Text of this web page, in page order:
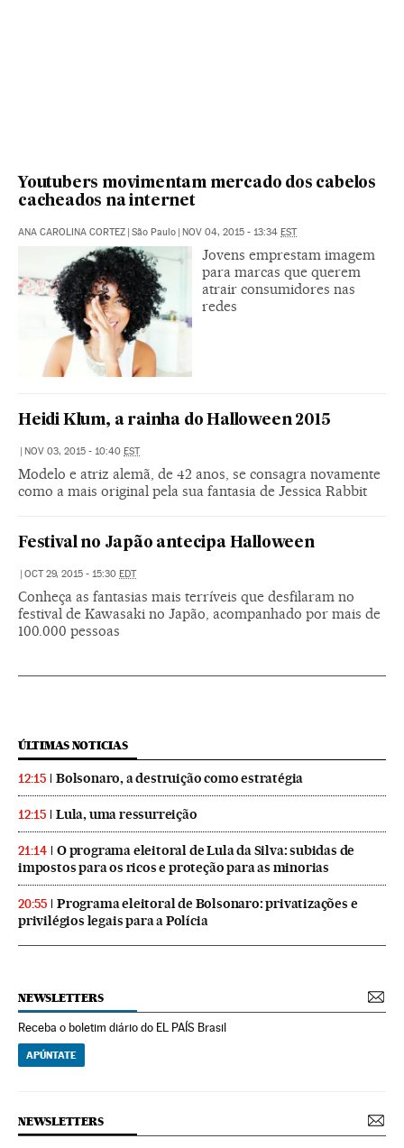
Youtubers movimentam mercado dos cabelos
cacheados na internet
ANA CAROLINA CORTEZ | São Paulo | NOV 04, 2015 - 13:34 EST
Jovens emprestam imagem
para marcas que querem
atrair consumidores nas
redes
Heidi Klum, a rainha do Halloween 2015
| NOV 03, 2015 - 10:40 EST
Modelo e atriz alemã, de 42 anos, se consagra novamente
como a mais original pela sua fantasia de Jessica Rabbit
Festival no Japão antecipa Halloween
| OCT 29, 2015 - 15:30 EDT
Conheça as fantasias mais terríveis que desfilaram no
festival de Kawasaki no Japão, acompanhado por mais de
100.000 pessoas
ÚLTIMAS NOTICIAS
12:15 Bolsonaro, a destruição como estratégia
12:15 Lula, uma ressurreição
21:14
O programa eleitoral de Lula da Silva: subidas de
impostos para os ricos e proteção para as minorias
20:55
Programa eleitoral de Bolsonaro: privatizações e
privilégios legais para a Polícia
NEWSLETTERS
Receba o boletim diário do EL PAÍS Brasil
APÚNTATE
NEWSLETTERS